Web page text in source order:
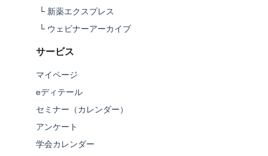
└ 新薬エクスプレス
└ ウェビナーアーカイブ
サービス
マイページ
eディテール
セミナー（カレンダー）
アンケート
学会カレンダー